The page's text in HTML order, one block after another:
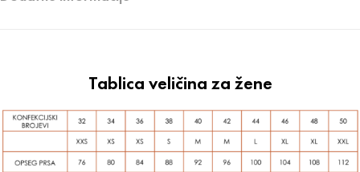
Tablica veličina za žene